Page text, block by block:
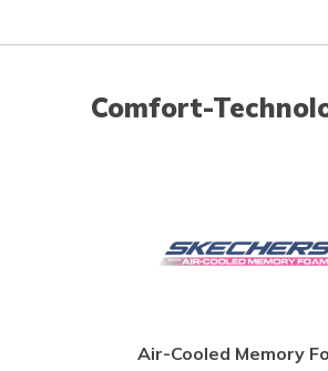
Comfort-
Air-Cooled Memory